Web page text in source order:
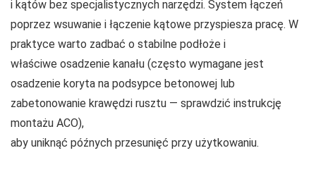
i kątów bez specjalistycznych narzędzi. System łączeń
poprzez wsuwanie i łączenie kątowe przyspiesza pracę. W
praktyce warto zadbać o stabilne podłoże i
właściwe osadzenie kanału (często wymagane jest
osadzenie koryta na podsypce betonowej lub
zabetonowanie krawędzi rusztu — sprawdzić instrukcję
montażu ACO),
aby uniknąć późnych przesunięć przy użytkowaniu.